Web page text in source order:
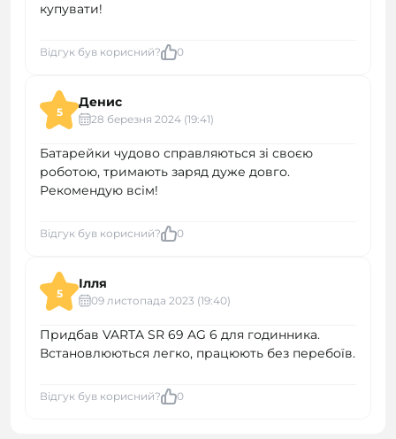
купувати!
Відгук був корисний? 0
5
Денис
28 березня 2024 (19:41)
Батарейки чудово справляються зі своєю
роботою, тримають заряд дуже довго.
Рекомендую всім!
Відгук був корисний? 0
5
Ілля
09 листопада 2023 (19:40)
Придбав VARTA SR 69 AG 6 для годинника.
Встановлюються легко, працюють без перебоїв.
Відгук був корисний? 0